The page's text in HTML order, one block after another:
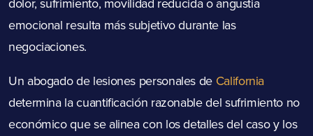
emocional resulta más subjetivo durante las
negociaciones.
Un abogado de lesiones personales de California
determina la cuantificación razonable del sufrimiento no
económico que se alinea con los detalles del caso y los